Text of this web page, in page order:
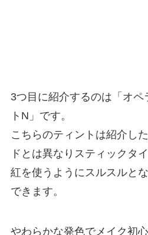
3つ目に紹介するのは「オ
トN」です。
こちらのティントは紹介し
ドとは異なりスティックタ
紅を使うようにスルスルと
できます。
やわらかな発色でメイク初